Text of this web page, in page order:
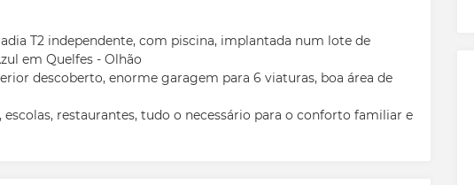
T2 independente, com piscina, implantada num lote de
em Quelfes - Olhão
descoberto, enorme garagem para 6 viaturas, boa área de
restaurantes, tudo o necessário para o conforto familiar e